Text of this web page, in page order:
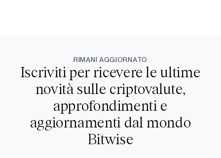
RIMANI AGGIORNATO
Iscriviti per ricevere le ultime
novità sulle criptovalute,
approfondimenti e
aggiornamenti dal mondo
Bitwise